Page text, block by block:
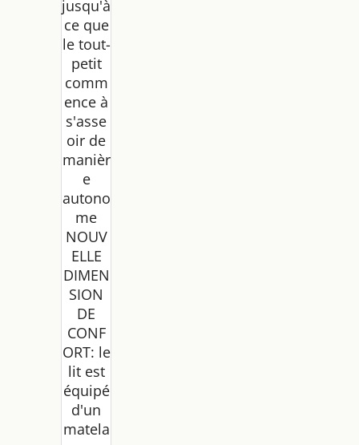
jusqu'à
ce que
le tout-
petit
comm
ence à
s'asse
oir de
manièr
e
autono
me
NOUV
ELLE
DIMEN
SION
DE
CONF
ORT: le
lit est
équipé
d'un
matela